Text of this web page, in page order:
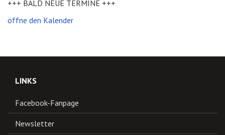
+++ BALD NEUE TERMINE +++
öffne den Kalender
LINKS
Facebook-Fanpage
Newsletter